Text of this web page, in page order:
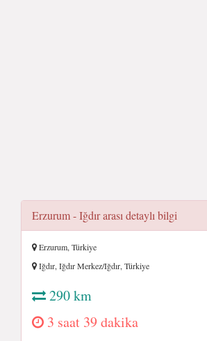
Erzurum - Iğdır arası detaylı bilgi
Erzurum, Türkiye
Iğdır, Iğdır Merkez/Iğdır, Türkiye
290 km
3 saat 39 dakika